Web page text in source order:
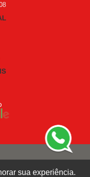
sua experiência.